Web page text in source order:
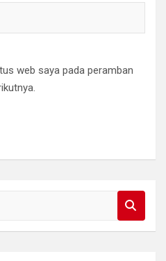
web saya pada peramban